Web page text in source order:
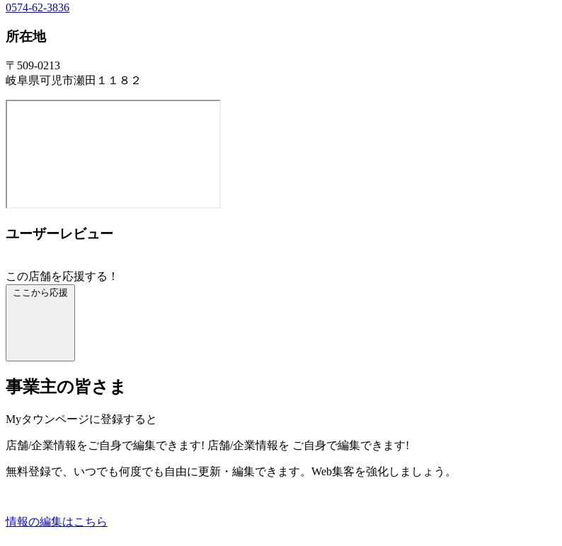
0574-62-3836
所在地
〒509-0213
岐阜県可児市瀬田１１８２
ユーザーレビュー
この店舗を応援する！
ここから応援
事業主の皆さま
Myタウンページに登録すると
店舗/企業情報をご自身で編集できます! 店舗/企業情報を ご自身で編集できます!
無料登録で、いつでも何度でも自由に更新・編集できます。Web集客を強化しましょう。
情報の編集はこちら